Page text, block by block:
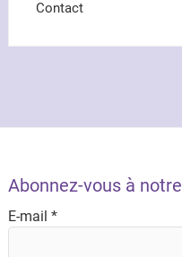
Contact
Abonnez-vous à
E-mail *